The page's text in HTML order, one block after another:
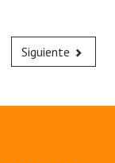
Siguiente